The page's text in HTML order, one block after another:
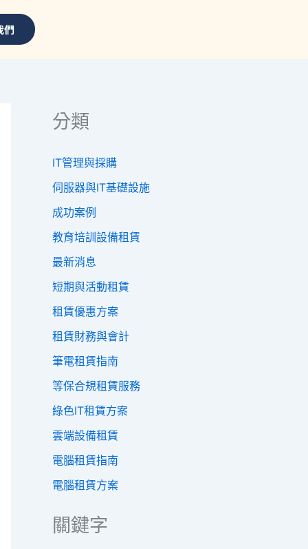
們
分類
IT管理與採購
伺服器與IT基礎設施
成功案例
教育培訓設備租賃
最新消息
短期與活動租賃
租賃優惠方案
租賃財務與會計
筆電租賃指南
等保合規租賃服務
綠色IT租賃方案
雲端設備租賃
電腦租賃指南
電腦租賃方案
關鍵字